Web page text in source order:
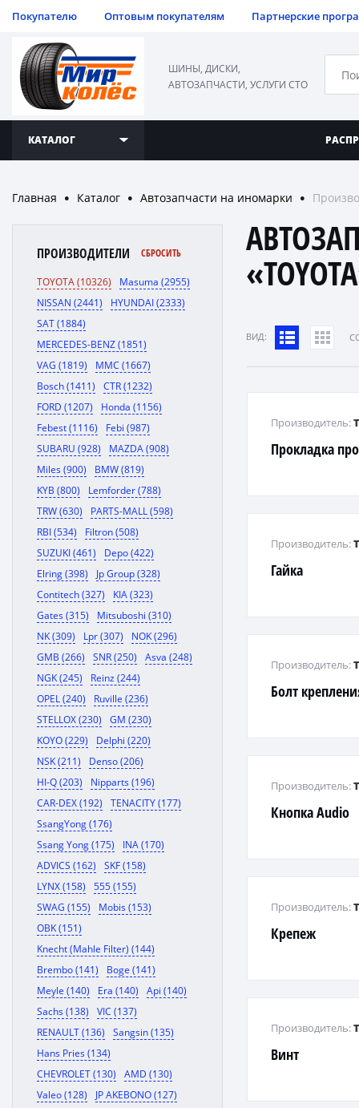
Покупателю Оптовым покупателям Партнерские
ШИНЫ, ДИСКИ,
АВТОЗАПЧАСТИ, УСЛУГИ СТО
КАТАЛОГ
Главная ● Каталог ● Автозапчасти на иномарки ●
ПРОИЗВОДИТЕЛИ СБРОСИТЬ
TOYOTA (10326)
Masuma (2955)
NISSAN (2441)
HYUNDAI (2333)
SAT (1884)
MERCEDES-BENZ (1851)
VAG (1819)
MMC (1667)
Bosch (1411)
CTR (1232)
FORD (1207)
Honda (1156)
Febest (1116)
Febi (987)
SUBARU (928)
MAZDA (908)
Miles (900)
BMW (819)
KYB (800)
Lemforder (788)
TRW (630)
PARTS-MALL (598)
RBI (534)
Filtron (508)
SUZUKI (461)
Depo (422)
Elring (398)
Jp Group (328)
Contitech (327)
KIA (323)
Gates (315)
Mitsuboshi (310)
NK (309)
Lpr (307)
NOK (296)
GMB (266)
SNR (250)
Asva (248)
NGK (245)
Reinz (244)
OPEL (240)
Ruville (236)
STELLOX (230)
GM (230)
KOYO (229)
Delphi (220)
NSK (211)
Denso (206)
HI-Q (203)
Nipparts (196)
CAR-DEX (192)
TENACITY (177)
SsangYong (176)
Ssang Yong (175)
INA (170)
ADVICS (162)
SKF (158)
LYNX (158)
555 (155)
SWAG (155)
Mobis (153)
OBK (151)
Knecht (Mahle Filter) (144)
Brembo (141)
Boge (141)
Meyle (140)
Era (140)
Api (140)
Sachs (138)
VIC (137)
RENAULT (136)
Sangsin (135)
Hans Pries (134)
CHEVROLET (130)
AMD (130)
Valeo (128)
JP AKEBONO (127)
ВИД:
Прокладка
Производитель:
Гайка
Производитель:
Болт
Производитель:
Кнопка Audio
Производитель:
Крепеж
Производитель:
Винт
Производитель: